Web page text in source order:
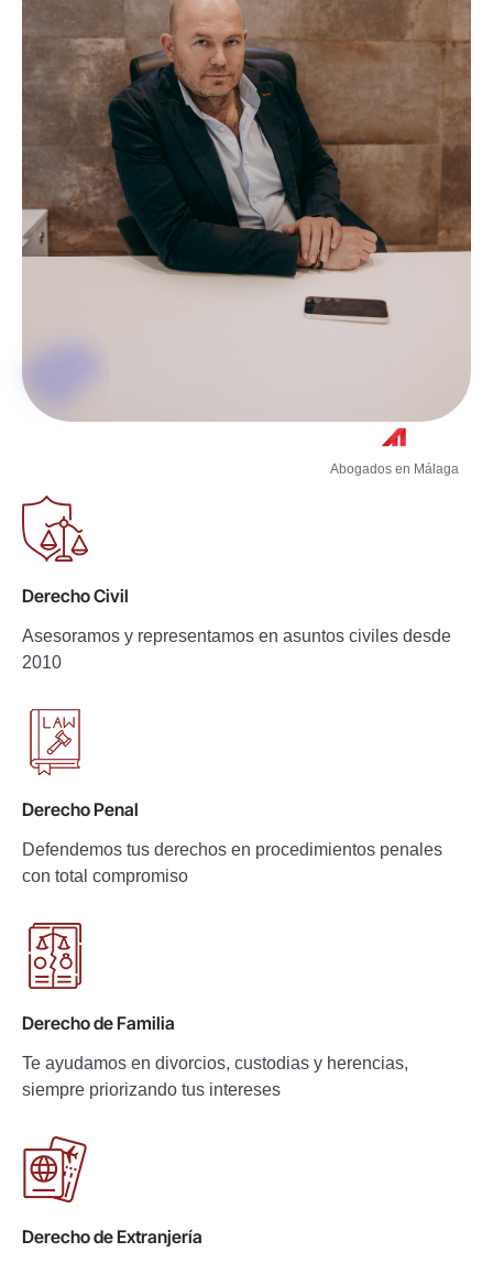
Abogados en Málaga
Derecho Civil
Asesoramos y representamos en asuntos civiles desde
2010
Derecho Penal
Defendemos tus derechos en procedimientos penales
con total compromiso
Derecho de Familia
Te ayudamos en divorcios, custodias y herencias,
siempre priorizando tus intereses
Derecho de Extranjería